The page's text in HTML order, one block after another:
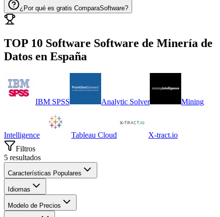
¿Por qué es gratis ComparaSoftware?
TOP 10 Software Software de Minería de
Datos en España
IBM SPSS Analytic Solver Mining
Intelligence Tableau Cloud
X-tract.io
Filtros
5 resultados
Características Populares
Idiomas
Modelo de Precios